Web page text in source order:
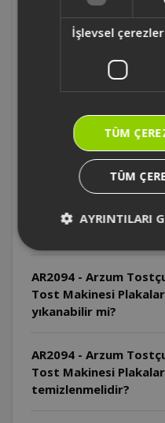
Tost Makinesi Isı
AR2094 - Arzum
Tost Makinesi İlk
çıkabilir?
AR2094 - Arzum
Tost Makinesi Kablo
yüzeylerden uzak
AR2094 - Arzum
AR2094 - Arzum
Tost Makinesi
yıkanabilir mi?
AR2094 - Arzum
Tost Makinesi Plakalar
temizlenmelidir?
İşlevsel çerezler
TÜM
TÜM
AYRINTILARI